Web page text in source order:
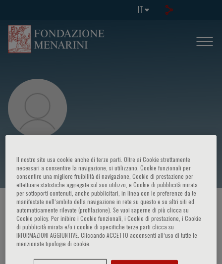
IT
Jose Ramon Gonzalez Juanatey
HOME PAGE / CORSI ED EVENTI / RELATORE
Il nostro sito usa cookie anche di terze parti. Oltre ai Cookie strettamente
necessari a consentire la navigazione, si utilizzano, Cookie funzionali per
consentire una migliore fruibilità di navigazione, Cookie di prestazione per
effettuare statistiche aggregate sul suo utilizzo, e Cookie di pubblicità mirata
per sottoporti contenuti, anche pubblicitari, in linea con le preferenze da te
manifestate nell‘ambito della navigazione in rete su questo e su altri siti ed
automaticamente rilevate (profilazione). Se vuoi saperne di più clicca su
Cookie policy. Per inibire i Cookie funzionali, i Cookie di prestazione, i Cookie
di pubblicità mirata e/o i cookie di specifiche terze parti clicca su
INFORMAZIONI AGGIUNTIVE. Cliccando ACCETTO acconsenti all’uso di tutte le
menzionate tipologie di cookie.